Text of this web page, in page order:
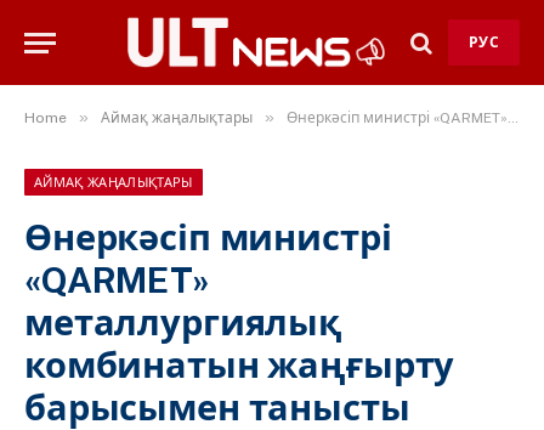
РУС
Home » Аймақ жаңалықтары » Өнеркәсіп министрі «QARMET» металлургиялық комбинатын жаңғырту барысымен танысты
АЙМАҚ ЖАҢАЛЫҚТАРЫ
Өнеркәсіп министрі
«QARMET»
металлургиялық
комбинатын жаңғырту
барысымен танысты